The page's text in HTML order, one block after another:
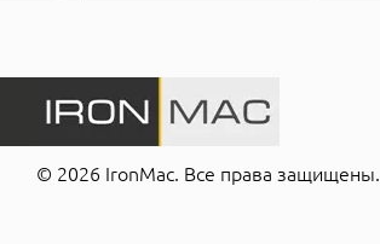
© 2026 IronMac. Все права защищены.